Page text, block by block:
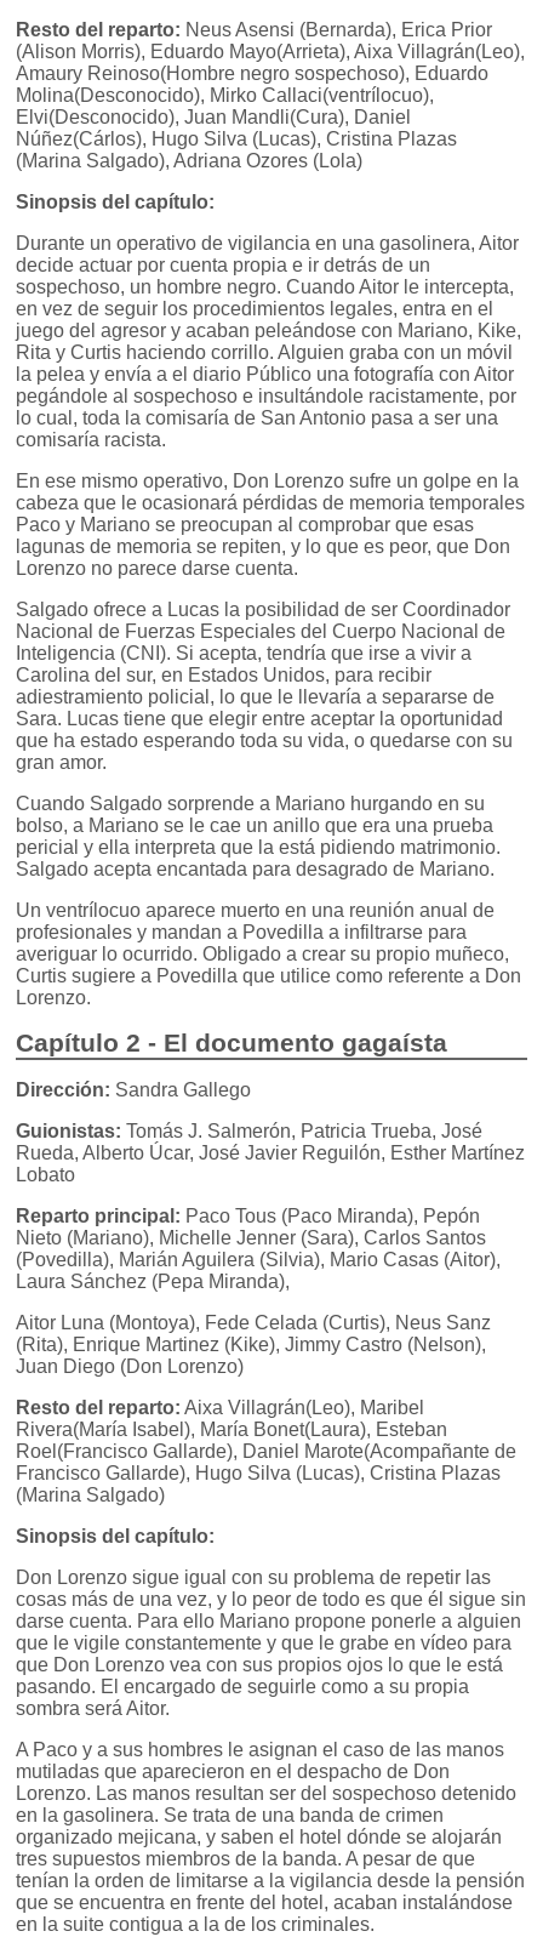
Resto del reparto: Neus Asensi (Bernarda), Erica Prior
(Alison Morris), Eduardo Mayo(Arrieta), Aixa Villagrán(Leo),
Amaury Reinoso(Hombre negro sospechoso), Eduardo
Molina(Desconocido), Mirko Callaci(ventrílocuo),
Elvi(Desconocido), Juan Mandli(Cura), Daniel
Núñez(Cárlos), Hugo Silva (Lucas), Cristina Plazas
(Marina Salgado), Adriana Ozores (Lola)
Sinopsis del capítulo:
Durante un operativo de vigilancia en una gasolinera, Aitor
decide actuar por cuenta propia e ir detrás de un
sospechoso, un hombre negro. Cuando Aitor le intercepta,
en vez de seguir los procedimientos legales, entra en el
juego del agresor y acaban peleándose con Mariano, Kike,
Rita y Curtis haciendo corrillo. Alguien graba con un móvil
la pelea y envía a el diario Público una fotografía con Aitor
pegándole al sospechoso e insultándole racistamente, por
lo cual, toda la comisaría de San Antonio pasa a ser una
comisaría racista.
En ese mismo operativo, Don Lorenzo sufre un golpe en la
cabeza que le ocasionará pérdidas de memoria temporales
Paco y Mariano se preocupan al comprobar que esas
lagunas de memoria se repiten, y lo que es peor, que Don
Lorenzo no parece darse cuenta.
Salgado ofrece a Lucas la posibilidad de ser Coordinador
Nacional de Fuerzas Especiales del Cuerpo Nacional de
Inteligencia (CNI). Si acepta, tendría que irse a vivir a
Carolina del sur, en Estados Unidos, para recibir
adiestramiento policial, lo que le llevaría a separarse de
Sara. Lucas tiene que elegir entre aceptar la oportunidad
que ha estado esperando toda su vida, o quedarse con su
gran amor.
Cuando Salgado sorprende a Mariano hurgando en su
bolso, a Mariano se le cae un anillo que era una prueba
pericial y ella interpreta que la está pidiendo matrimonio.
Salgado acepta encantada para desagrado de Mariano.
Un ventrílocuo aparece muerto en una reunión anual de
profesionales y mandan a Povedilla a infiltrarse para
averiguar lo ocurrido. Obligado a crear su propio muñeco,
Curtis sugiere a Povedilla que utilice como referente a Don
Lorenzo.
Capítulo 2 - El documento gagaísta
Dirección: Sandra Gallego
Guionistas: Tomás J. Salmerón, Patricia Trueba, José
Rueda, Alberto Úcar, José Javier Reguilón, Esther Martínez
Lobato
Reparto principal: Paco Tous (Paco Miranda), Pepón
Nieto (Mariano), Michelle Jenner (Sara), Carlos Santos
(Povedilla), Marián Aguilera (Silvia), Mario Casas (Aitor),
Laura Sánchez (Pepa Miranda),
Aitor Luna (Montoya), Fede Celada (Curtis), Neus Sanz
(Rita), Enrique Martinez (Kike), Jimmy Castro (Nelson),
Juan Diego (Don Lorenzo)
Resto del reparto: Aixa Villagrán(Leo), Maribel
Rivera(María Isabel), María Bonet(Laura), Esteban
Roel(Francisco Gallarde), Daniel Marote(Acompañante de
Francisco Gallarde), Hugo Silva (Lucas), Cristina Plazas
(Marina Salgado)
Sinopsis del capítulo:
Don Lorenzo sigue igual con su problema de repetir las
cosas más de una vez, y lo peor de todo es que él sigue sin
darse cuenta. Para ello Mariano propone ponerle a alguien
que le vigile constantemente y que le grabe en vídeo para
que Don Lorenzo vea con sus propios ojos lo que le está
pasando. El encargado de seguirle como a su propia
sombra será Aitor.
A Paco y a sus hombres le asignan el caso de las manos
mutiladas que aparecieron en el despacho de Don
Lorenzo. Las manos resultan ser del sospechoso detenido
en la gasolinera. Se trata de una banda de crimen
organizado mejicana, y saben el hotel dónde se alojarán
tres supuestos miembros de la banda. A pesar de que
tenían la orden de limitarse a la vigilancia desde la pensión
que se encuentra en frente del hotel, acaban instalándose
en la suite contigua a la de los criminales.